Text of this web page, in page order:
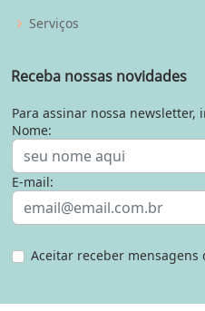
Serviços
Receba nossas novidades
Para assinar nossa newsletter,
Nome:
E-mail:
Aceitar receber mensagens